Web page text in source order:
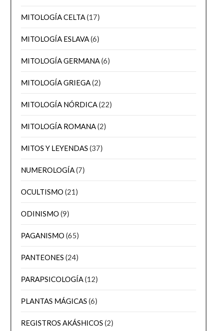
MITOLOGÍA CELTA(17)
MITOLOGÍA ESLAVA(6)
MITOLOGÍA GERMANA(6)
MITOLOGÍA GRIEGA(2)
MITOLOGÍA NÓRDICA(22)
MITOLOGÍA ROMANA(2)
MITOS Y LEYENDAS (37)
NUMEROLOGÍA(7)
OCULTISMO (21)
ODINISMO (9)
PAGANISMO (65)
PANTEONES (24)
PARAPSICOLOGÍA(12)
PLANTAS MÁGICAS (6)
REGISTROS AKÁSHICOS (2)